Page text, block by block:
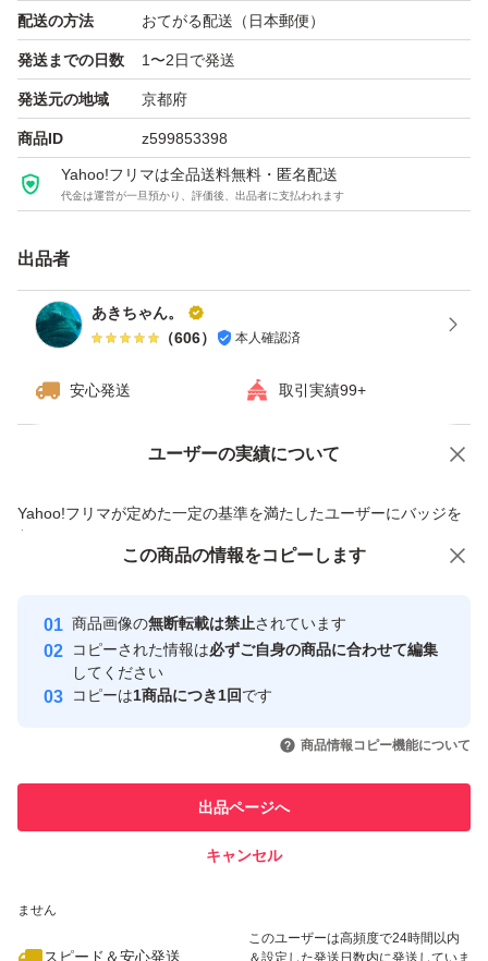
ており、トレーニングをされる方や理想の体を目指す方に
おすすめです。
また、味にとことんこだわったネイチャーカンのホエイプ
ロテインコンセントレートは、おいしさと飲みやすさがポ
イント。人気の高い抹茶、チョコレート、ヨーグルトフレ
ーバー、甘熟王バナナ、白桃ラッシーを取り揃えました。
園から製品まで一貫生産された高い品質の抹茶で、豊かな
風味をお楽しみいただけます。
問題ありませんのでご容赦ください。
配送の方法 おてがる配送（日本郵便）
発送までの日数 1〜2日で発送
発送元の地域 京都府
商品ID z599853398
Yahoo!フリマは全品送料無料・匿名配送
代金は運営が一旦預かり、評価後、出品者に支払われます
出品者
あきちゃん。
（606） 本人確認済
安心発送 取引実績99+
ユーザーの実績について
Yahoo!フリマが定めた一定の基準を満たしたユーザーにバッジを
付与しています
安心取引出品者
心・安全なユーザーです
取引実績
引を完了させた実績があります
での取引実績があります
ません
スピード＆安心発送
このユーザーは高頻度で24時間以内
＆設定した発送日数内に発送していま
価格の相談 商品への質問
この商品の情報をコピーします
商品画像の無断転載は禁止されています
コピーされた情報は必ずご自身の商品に合わせて編集
してください
コピーは1商品につき1回です
商品情報コピー機能について
出品ページへ
キャンセル
この商品をみている人にオススメ